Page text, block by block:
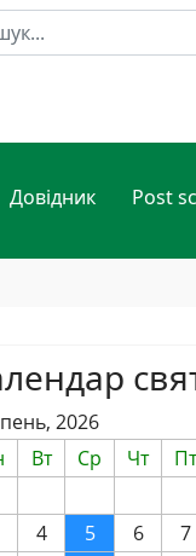
Довідник Post
2026
Вт Ср Чт Пт
4 5 6 7